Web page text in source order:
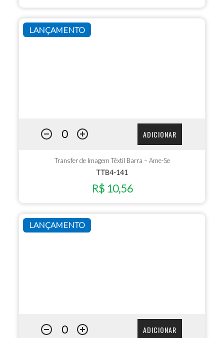
LANÇAMENTO
ADICIONAR
Transfer de Imagem Têxtil Barra – Ame-Se
TTB4-141
R$ 10,56
LANÇAMENTO
ADICIONAR